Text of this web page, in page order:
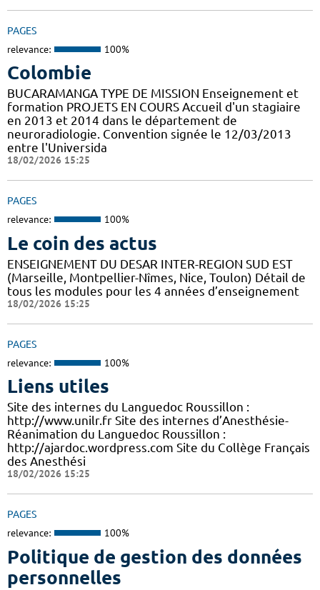
PAGES
relevance: 100%
Colombie
BUCARAMANGA TYPE DE MISSION Enseignement et
formation PROJETS EN COURS Accueil d'un stagiaire
en 2013 et 2014 dans le département de
neuroradiologie. Convention signée le 12/03/2013
entre l'Universida
18/02/2026 15:25
PAGES
relevance: 100%
Le coin des actus
ENSEIGNEMENT DU DESAR INTER-REGION SUD EST
(Marseille, Montpellier-Nîmes, Nice, Toulon) Détail de
tous les modules pour les 4 années d’enseignement
18/02/2026 15:25
PAGES
relevance: 100%
Liens utiles
Site des internes du Languedoc Roussillon :
http://www.unilr.fr Site des internes d’Anesthésie-
Réanimation du Languedoc Roussillon :
http://ajardoc.wordpress.com Site du Collège Français
des Anesthési
18/02/2026 15:25
PAGES
relevance: 100%
Politique de gestion des données
personnelles